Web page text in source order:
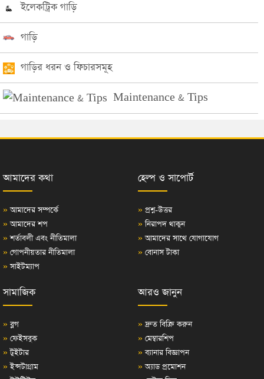
ইলেকট্রিক গাড়ি
গাড়ি
গাড়ির ধরন ও ফিচারসমূহ
Maintenance & Tips
আমাদের কথা
» আমাদের সম্পর্কে
» আমাদের শপ
» শর্তাবলী এবং নীতিমালা
» গোপনীয়তার নীতিমালা
» সাইটম্যাপ
হেল্প ও সাপোর্ট
» প্রশ্ন-উত্তর
» নিরাপদ থাকুন
» আমাদের সাথে যোগাযোগ
» বোনাস টাকা
সামাজিক
» ব্লগ
» ফেইসবুক
» টুইটার
» ইন্সটাগ্রাম
আরও জানুন
» দ্রুত বিক্রি করুন
» মেম্বারশিপ
» ব্যানার বিজ্ঞাপন
» অ্যাড প্রমোশন